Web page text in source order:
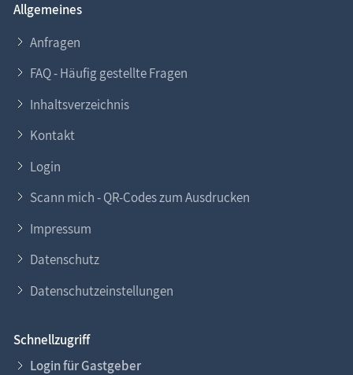
Allgemeines
Anfragen
FAQ - Häufig gestellte Fragen
Inhaltsverzeichnis
Kontakt
Login
Scann mich - QR-Codes zum Ausdrucken
Impressum
Datenschutz
Datenschutzeinstellungen
Schnellzugriff
Login für Gastgeber